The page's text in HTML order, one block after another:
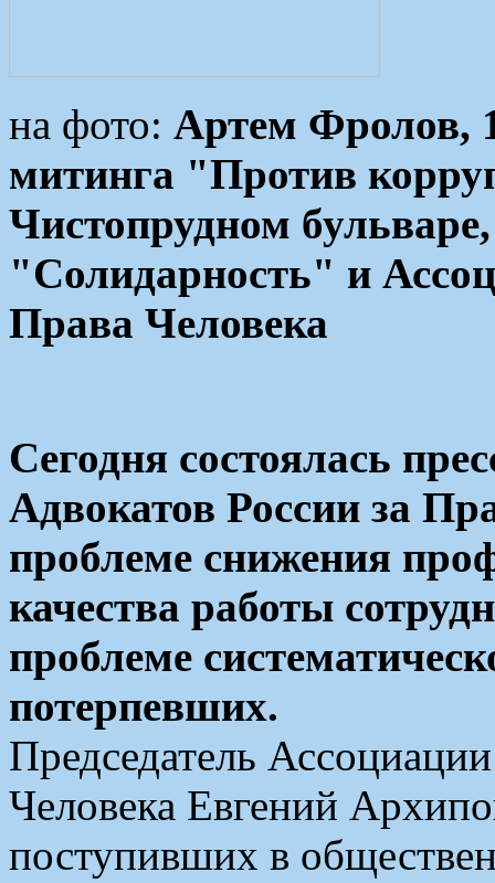
на фото: Артем Фролов,
митинга "Против
Чистопрудном
"Солидарность" и
Права Человека
Сегодня состоялась
Адвокатов России за
проблеме снижения
качества работы
проблеме
потерпевших.
Председатель
Человека Евгений
поступивших в